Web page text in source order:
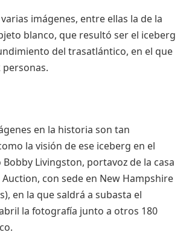
imágenes, entre ellas la de la
blanco, que resultó ser el iceberg
del trasatlántico, en el que
en la historia son tan
la visión de ese iceberg en el
Livingston, portavoz de la casa
Auction, con sede en New Hampshire
en la que saldrá a subasta el
la fotografía junto a otros 180